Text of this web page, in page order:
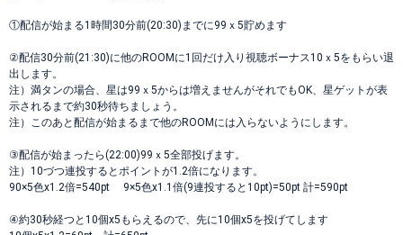
①配信が始まる1時間30分前(20:30)までに99ｘ5貯めます
②配信30分前(21:30)に他のROOMに1回だけ入り視聴ボーナス10ｘ5をもらい退
出します。
注）満タンの場合、星は99ｘ5からは増えませんがそれでもOK、星ゲットが表
示されるまで約30秒待ちましょう。
注）このあと配信が始まるまで他のROOMには入らないようにします。
③配信が始まったら(22:00)99ｘ5全部投げます。
注）10づつ連投するとポイントが1.2倍になります。
90×5色x1.2倍=540pt 9×5色x1.1倍(9連投すると10pt)=50pt 計=590pt
④約30秒経つと10個x5もらえるので、先に10個x5を投げてします